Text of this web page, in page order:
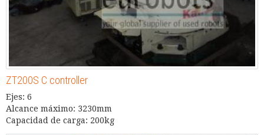
ZT200S C controller
Ejes: 6
Alcance máximo: 3230mm
Capacidad de carga: 200kg